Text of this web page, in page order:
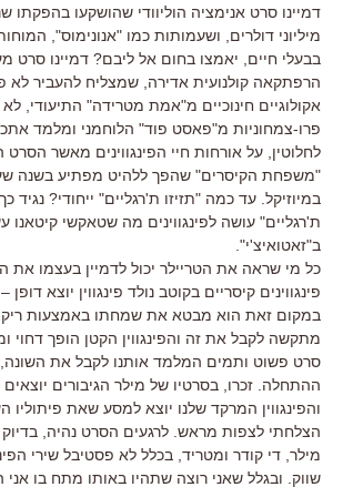
דמיינו סרט אנימציה הוליוודי שהושקעו בהפקתו
מיליוני דולרים, ושעמותות כמו "אנונימוס",
בבעלי חיים, יאמצו בחום אל ליבם? דמיינו סרט
הרפתקאה קולנועית אדירה, שמצליח להעביר לא
אקולוגיים חינוכיים מ"אמת מטרידה" התיעודי,
פרו-צמחוניות מ"פאסט פוד" הלוחמני ומלמד
לחלוטין, על אורחות חיי הפינגווינים מאשר הסרט
"משפחת הקיסרים" שהפך ללהיט מפתיע בשנה
במיוזיקל. עד כמה "תזיזו ת'רגליים" ייחודי? נגיד
ת'רגליים" עושה לפינגווינים מה שטאקשי קיטאנו
ב"זאטואיצ'י".
כל מי שראה את הטריילר יכול לדמיין בעצמו
פינגווינים קיסריים בקוטב נולד פינגווין יוצא
במקום זאת הוא מבטא את שמחתו באמצעות
מתקשה לקבל את זה והפינגווין הקטן הופך דחוי
סרט פשוט ותמים המלמד אותנו לקבל את השונה,
ההתחלה. זכרו, בסרטיו של מילר הגיבורים
והפינגווין המרקד שלנו יוצא למסע שאת פיתוליו
הצלחתי לצפות מראש. לרגעים הסרט נהיה,
מילר, די קודר ומטריד, בכלל לא פסטיבל שירי
שווק. ובגלל שאני רוצה שתהיו באותו מתח בו אני